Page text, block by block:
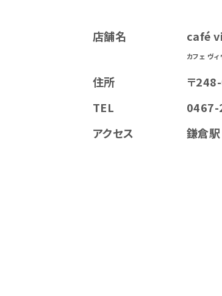
店舗名 café
カフェ ヴィ
住所
〒
TEL
アクセス
鎌倉駅